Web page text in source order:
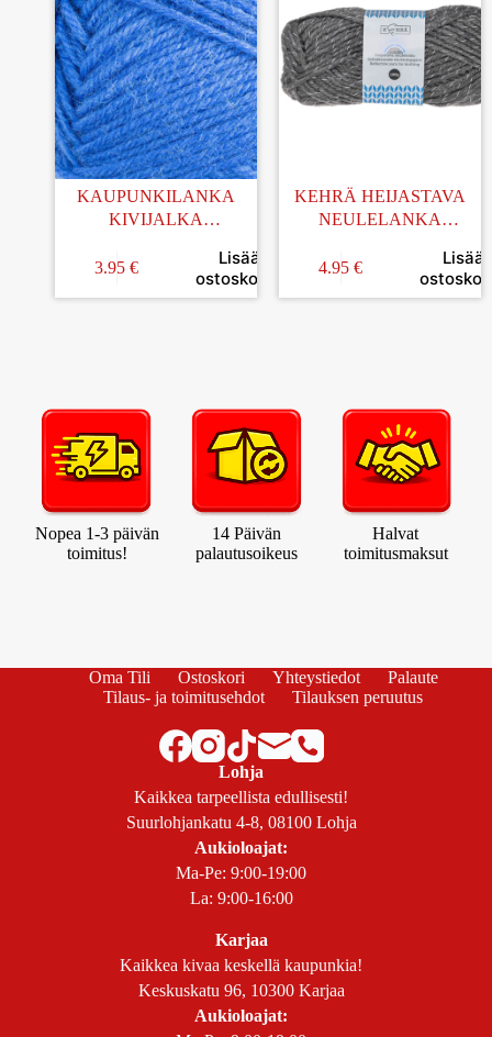
KAUPUNKILANKA
KIVIJALKA
100G (56)
3.95 €
Lisää
ostoskoriin
KEHRÄ HEIJASTAVA
NEULELANKA
4.95 €
Lisää
Nopea 1-3 päivän
toimitus!
14 Päivän
palautusoikeus
Halvat
toimitusmaksut
Oma Tili Ostoskori Yhteystiedot
Palaute
Tilaus- ja toimitusehdot
Tilauksen peruutus
Lohja
Kaikkea tarpeellista edullisesti!
Suurlohjankatu 4-8, 08100 Lohja
Aukioloajat:
Ma-Pe: 9:00-19:00
La: 9:00-16:00
Karjaa
Kaikkea kivaa keskellä kaupunkia!
Keskuskatu 96, 10300 Karjaa
Aukioloajat: